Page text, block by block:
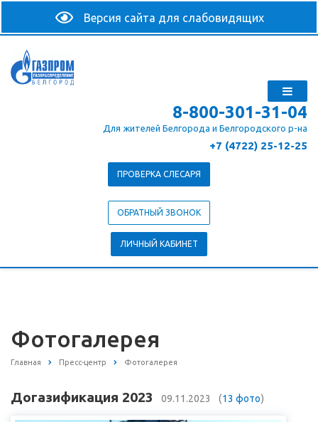
8-800-301-31-04
Для жителей Белгорода и Белгородского р-на
+7 (4722) 25-12-25
ПРОВЕРКА СЛЕСАРЯ
ОБРАТНЫЙ ЗВОНОК
ЛИЧНЫЙ КАБИНЕТ
Фотогалерея
Главная Пресс-центр Фотогалерея
Догазификация 2023 09.11.2023 (13 фото)